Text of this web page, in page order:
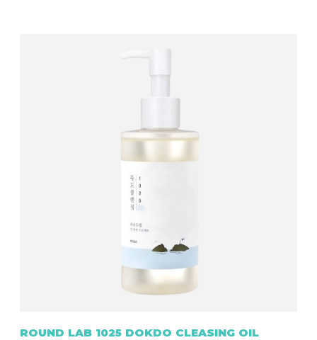
ROUND LAB 1025 DOKDO CLEASING OIL